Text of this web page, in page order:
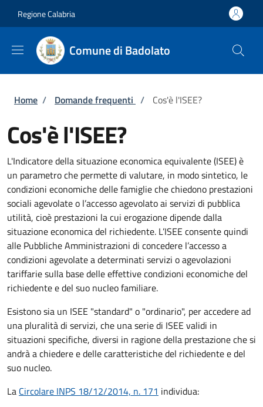
Regione Calabria
Comune di Badolato
Briciole di pane
Home / Domande frequenti / Cos'è l'ISEE?
Cos'è l'ISEE?
L'Indicatore della situazione economica equivalente (ISEE) è
un parametro che permette di valutare, in modo sintetico, le
condizioni economiche delle famiglie che chiedono prestazioni
sociali agevolate o l’accesso agevolato ai servizi di pubblica
utilità, cioè prestazioni la cui erogazione dipende dalla
situazione economica del richiedente. L’ISEE consente quindi
alle Pubbliche Amministrazioni di concedere l’accesso a
condizioni agevolate a determinati servizi o agevolazioni
tariffarie sulla base delle effettive condizioni economiche del
richiedente e del suo nucleo familiare.
Esistono sia un ISEE "standard" o "ordinario", per accedere ad
una pluralità di servizi, che una serie di ISEE validi in
situazioni specifiche, diversi in ragione della prestazione che si
andrà a chiedere e delle caratteristiche del richiedente e del
suo nucleo.
La Circolare INPS 18/12/2014, n. 171 individua: